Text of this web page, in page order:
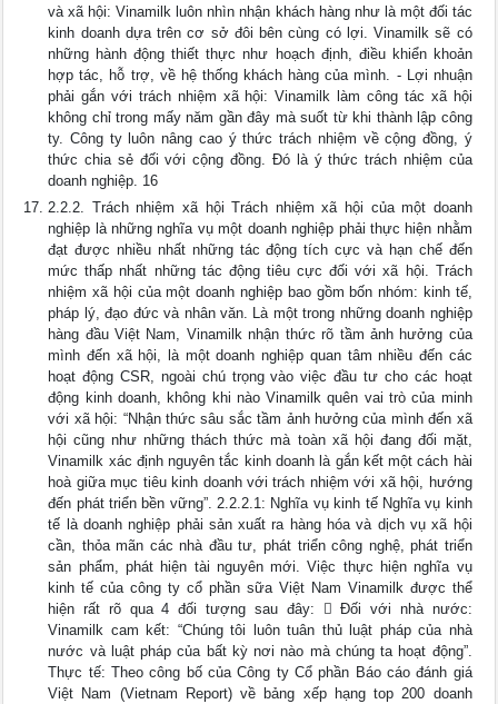
và xã hội: Vinamilk luôn nhìn nhận khách hàng như là một đối tác
kinh doanh dựa trên cơ sở đôi bên cùng có lợi. Vinamilk sẽ có
những hành động thiết thực như hoạch định, điều khiển khoản
hợp tác, hỗ trợ, về hệ thống khách hàng của mình. - Lợi nhuận
phải gắn với trách nhiệm xã hội: Vinamilk làm công tác xã hội
không chỉ trong mấy năm gần đây mà suốt từ khi thành lập công
ty. Công ty luôn nâng cao ý thức trách nhiệm về cộng đồng, ý
thức chia sẻ đối với cộng đồng. Đó là ý thức trách nhiệm của
doanh nghiệp. 16
2.2.2. Trách nhiệm xã hội Trách nhiệm xã hội của một doanh
nghiệp là những nghĩa vụ một doanh nghiệp phải thực hiện nhằm
đạt được nhiều nhất những tác động tích cực và hạn chế đến
mức thấp nhất những tác động tiêu cực đối với xã hội. Trách
nhiệm xã hội của một doanh nghiệp bao gồm bốn nhóm: kinh tế,
pháp lý, đạo đức và nhân văn. Là một trong những doanh nghiệp
hàng đầu Việt Nam, Vinamilk nhận thức rõ tầm ảnh hưởng của
mình đến xã hội, là một doanh nghiệp quan tâm nhiều đến các
hoạt động CSR, ngoài chú trọng vào việc đầu tư cho các hoạt
động kinh doanh, không khi nào Vinamilk quên vai trò của minh
với xã hội: “Nhận thức sâu sắc tầm ảnh hưởng của mình đến xã
hội cũng như những thách thức mà toàn xã hội đang đối mặt,
Vinamilk xác định nguyên tắc kinh doanh là gắn kết một cách hài
hoà giữa mục tiêu kinh doanh với trách nhiệm với xã hội, hướng
đến phát triển bền vững”. 2.2.2.1: Nghĩa vụ kinh tế Nghĩa vụ kinh
tế là doanh nghiệp phải sản xuất ra hàng hóa và dịch vụ xã hội
cần, thỏa mãn các nhà đầu tư, phát triển công nghệ, phát triển
sản phẩm, phát hiện tài nguyên mới. Việc thực hiện nghĩa vụ
kinh tế của công ty cổ phần sữa Việt Nam Vinamilk được thể
hiện rất rõ qua 4 đối tượng sau đây:  Đối với nhà nước:
Vinamilk cam kết: “Chúng tôi luôn tuân thủ luật pháp của nhà
nước và luật pháp của bất kỳ nơi nào mà chúng ta hoạt động”.
Thực tế: Theo công bố của Công ty Cổ phần Báo cáo đánh giá
Việt Nam (Vietnam Report) về bảng xếp hạng top 200 doanh